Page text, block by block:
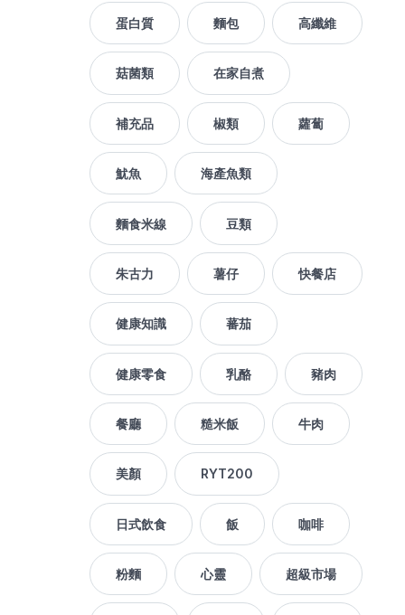
蛋白質 麵包 高纖維
菇菌類 在家自煮
補充品 椒類 蘿蔔
魷魚 海產魚類
麵食米線 豆類
朱古力 薯仔 快餐店
健康知識 蕃茄
健康零食 乳酪 豬肉
餐廳 糙米飯 牛肉
美顏 RYT200
日式飲食 飯 咖啡
粉麵 心靈 超級市場